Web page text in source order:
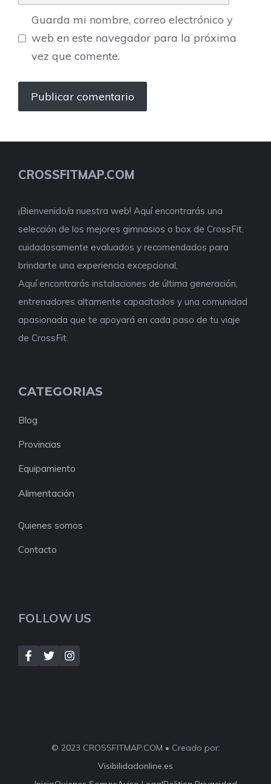
Guarda mi nombre, correo electrónico y
web en este navegador para la próxima
vez que comente.
CROSSFITMAP.COM
¡Bienvenido/a nuestra web! Aquí encontrarás una
selección de los mejores gimnasios o box de CrossFit,
cuidadosamente evaluados y recomendados para
brindarte una experiencia excepcional.
Aquí encontrarás instalaciones de última generación,
entrenadores altamente capacitados y una comunidad
apasionada que te apoyará en cada paso de tu viaje
de CrossFit.
CATEGORIAS
Blog
Provincias
Equipamiento
Alimentación
Quienes somos
Contacto
FOLLOW US
© 2023 CROSSFITMAP.COM • Creado por:
Visibilidadonline.es